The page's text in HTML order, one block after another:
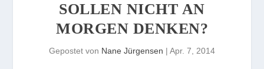
SOLLEN NICHT AN
MORGEN DENKEN?
Gepostet von Nane Jürgensen | Apr. 7, 2014